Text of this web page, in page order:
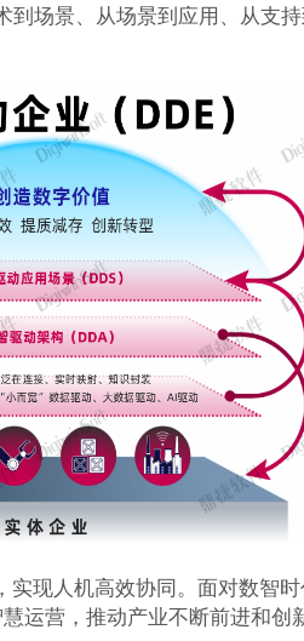
到场景、从场景到应用、从支
现人机高效协同。面对数智
运营，推动产业不断前进和创